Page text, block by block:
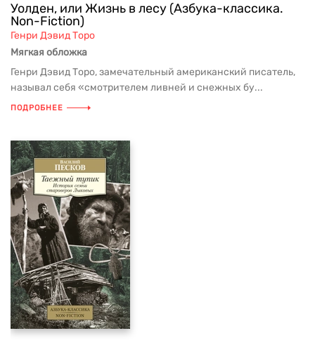
Уолден, или Жизнь в лесу (Азбука-классика.
Non-Fiction)
Генри Дэвид Торо
Мягкая обложка
Генри Дэвид Торо, замечательный американский писатель,
называл себя «смотрителем ливней и снежных бу...
ПОДРОБНЕЕ